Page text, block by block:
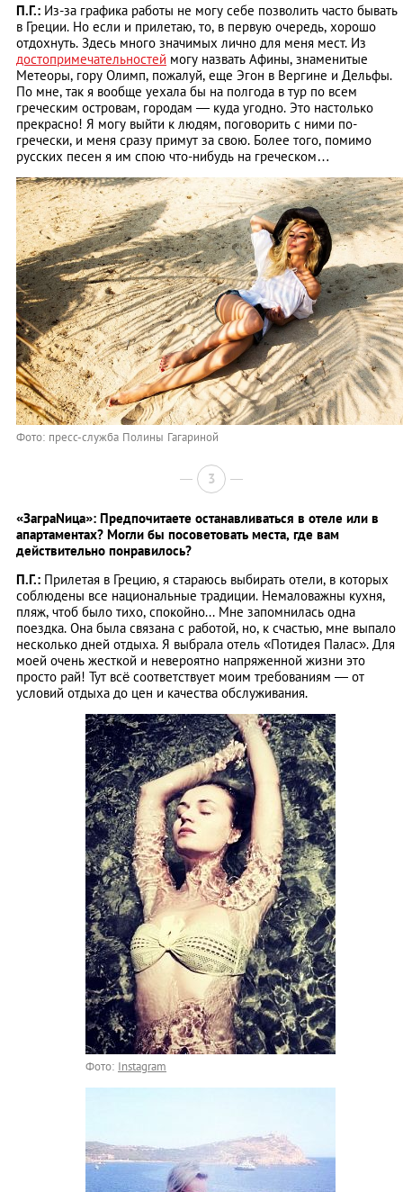
П.Г.: Из-за графика работы не могу себе позволить часто бывать
в Греции. Но если и прилетаю, то, в первую очередь, хорошо
отдохнуть. Здесь много значимых лично для меня мест. Из
достопримечательностей могу назвать Афины, знаменитые
Метеоры, гору Олимп, пожалуй, еще Эгон в Вергине и Дельфы.
По мне, так я вообще уехала бы на полгода в тур по всем
греческим островам, городам — куда угодно. Это настолько
прекрасно! Я могу выйти к людям, поговорить с ними по-
гречески, и меня сразу примут за свою. Более того, помимо
русских песен я им спою что-нибудь на греческом…
Фото: пресс-служба Полины Гагариной
3
«ЗаграNица»: Предпочитаете останавливаться в отеле или в
апартаментах? Могли бы посоветовать места, где вам
действительно понравилось?
П.Г.: Прилетая в Грецию, я стараюсь выбирать отели, в которых
соблюдены все национальные традиции. Немаловажны кухня,
пляж, чтоб было тихо, спокойно... Мне запомнилась одна
поездка. Она была связана с работой, но, к счастью, мне выпало
несколько дней отдыха. Я выбрала отель «Потидея Палас». Для
моей очень жесткой и невероятно напряженной жизни это
просто рай! Тут всё соответствует моим требованиям — от
условий отдыха до цен и качества обслуживания.
Фото: Instagram